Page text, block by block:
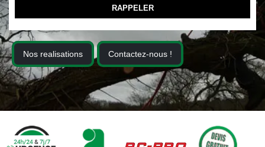
Nos realisations Contactez-nous !